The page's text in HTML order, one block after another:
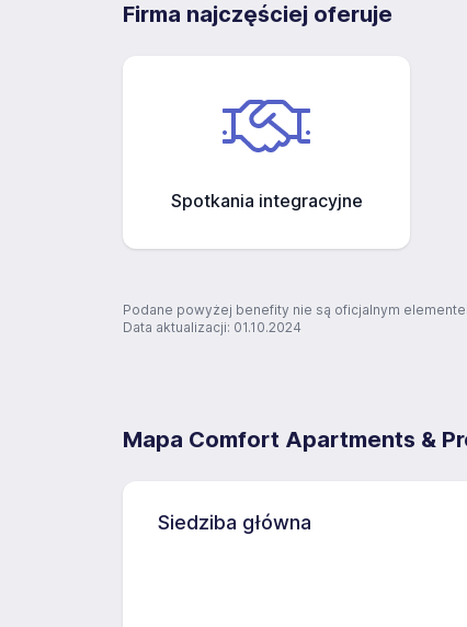
Firma najczęściej oferuje
Spotkania integracyjne
Podane powyżej benefity nie są oficjalnym
Data aktualizacji: 01.10.2024
Mapa Comfort Apartments &
Siedziba główna